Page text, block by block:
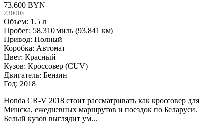
73.600 BYN
23000$
Объем: 1.5 л
Пробег: 58.310 миль (93.841 км)
Привод: Полный
Коробка: Автомат
Цвет: Красный
Кузов: Кроссовер (CUV)
Двигатель: Бензин
Год: 2018
Honda CR-V 2018 стоит рассматривать как кроссовер для
Минска, ежедневных маршрутов и поездок по Беларуси.
Белый кузов выглядит ум...